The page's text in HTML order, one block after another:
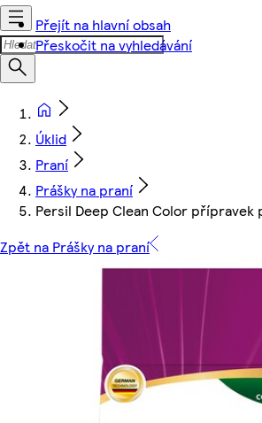
Přejít na hlavní obsah
Přeskočit na vyhledávání
Úklid
Praní
Prášky na praní
Persil Deep Clean Color
Zpět na Prášky na praní